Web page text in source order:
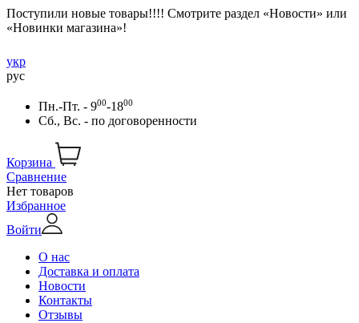
Поступили новые товары!!!! Смотрите раздел «Новости» или
«Новинки магазина»!
укр
рус
Пн.-Пт. - 900-1800
Сб., Вс. - по договоренности
Корзина
Сравнение
Нет товаров
Избранное
Войти
О нас
Доставка и оплата
Новости
Контакты
Отзывы